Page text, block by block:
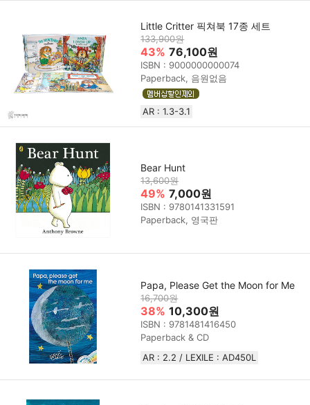
Little Critter 픽쳐북 17종 세트
133,900원
43% 76,100원
ISBN : 9000000000074
Paperback, 음원없음
AR : 1.3-3.1
Bear Hunt
13,600원
49% 7,000원
ISBN : 9780141331591
Paperback, 영국판
Papa, Please Get the Moon for Me
16,700원
38% 10,300원
ISBN : 9781481416450
Paperback & CD
AR : 2.2 / LEXILE : AD450L